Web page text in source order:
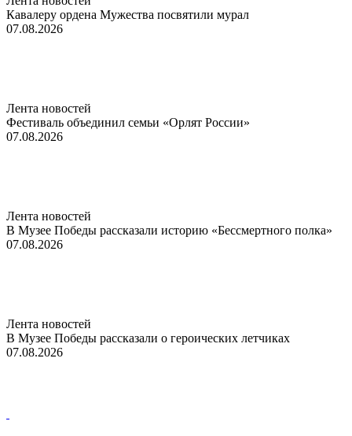
Кавалеру ордена Мужества посвятили мурал
07.08.2026
Лента новостей
Фестиваль объединил семьи «Орлят России»
07.08.2026
Лента новостей
В Музее Победы рассказали историю «Бессмертного полка»
07.08.2026
Лента новостей
В Музее Победы рассказали о героических летчиках
07.08.2026